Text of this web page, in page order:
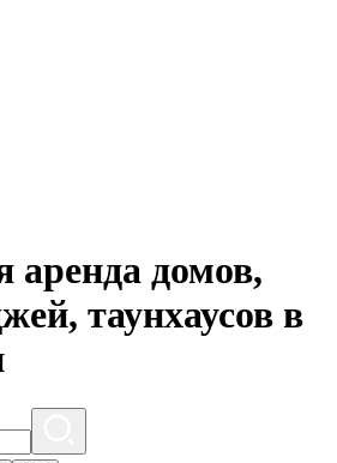
аренда домов,
таунхаусов в